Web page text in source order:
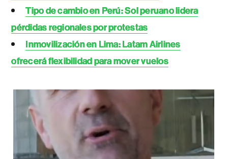
Tipo de cambio en Perú: Sol peruano lidera
pérdidas regionales por protestas
Inmovilización en Lima: Latam Airlines
ofrecerá flexibilidad para mover vuelos